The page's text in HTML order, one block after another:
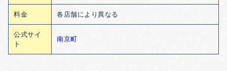
料金 各店舗により異なる
公式サイ
ト
南京町